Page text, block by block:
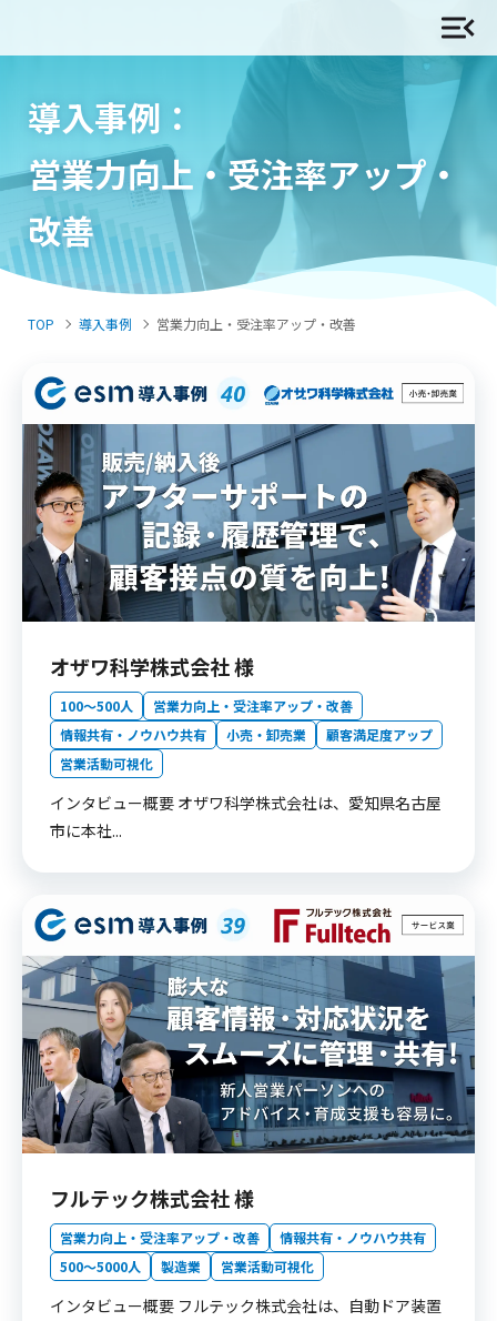
導入事例：
営業力向上・受注率アップ・
改善
TOP 導入事例 営業力向上・受注率アップ・改善
オザワ科学株式会社 様
100〜500人
営業力向上・受注率アップ・改善
情報共有・ノウハウ共有
小売・卸売業
顧客満足度アップ
営業活動可視化
インタビュー概要 オザワ科学株式会社は、愛知県名古屋
市に本社...
フルテック株式会社 様
営業力向上・受注率アップ・改善
情報共有・ノウハウ共有
500〜5000人
製造業 営業活動可視化
インタビュー概要 フルテック株式会社は、自動ドア装置